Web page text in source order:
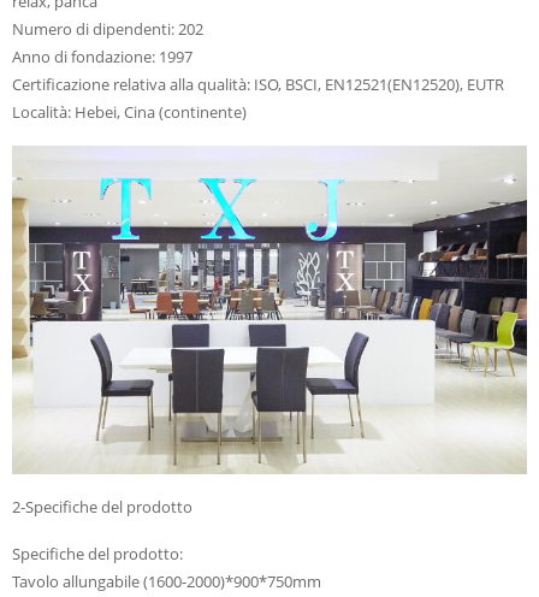
Numero di dipendenti: 202
Anno di fondazione: 1997
Certificazione relativa alla qualità: ISO, BSCI, EN12521(EN12520), EUTR
Località: Hebei, Cina (continente)
2-Specifiche del prodotto
Specifiche del prodotto:
Tavolo allungabile (1600-2000)*900*750mm